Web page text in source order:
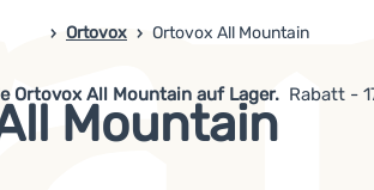
4campingshop.de
Ortovox Ortovox All Mountain
Mountain
Ortovox All Mountain auf Lager. Rabatt -